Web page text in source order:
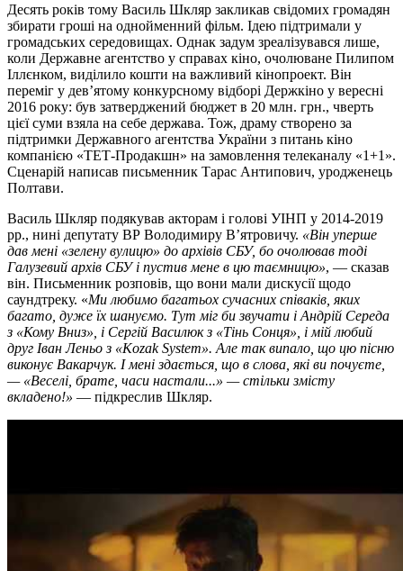
Десять років тому Василь Шкляр закликав свідомих громадян
збирати гроші на однойменний фільм. Ідею підтримали у
громадських середовищах. Однак задум зреалізувався лише,
коли Державне агентство у справах кіно, очолюване Пилипом
Іллєнком, виділило кошти на важливий кінопроект. Він
переміг у дев’ятому конкурсному відборі Держкіно у вересні
2016 року: був затверджений бюджет в 20 млн. грн., чверть
цієї суми взяла на себе держава. Тож, драму створено за
підтримки Державного агентства України з питань кіно
компанією «ТЕТ-Продакшн» на замовлення телеканалу «1+1».
Сценарій написав письменник Тарас Антипович, уродженець
Полтави.
Василь Шкляр подякував акторам і голові УІНП у 2014-2019
рр., нині депутату ВР Володимиру В’ятровичу. «Він уперше
дав мені «зелену вулицю» до архівів СБУ, бо очолював тоді
Галузевий архів СБУ і пустив мене в цю таємницю», — сказав
він. Письменник розповів, що вони мали дискусії щодо
саундтреку. «Ми любимо багатьох сучасних співаків, яких
багато, дуже їх шануємо. Тут міг би звучати і Андрій Середа
з «Кому Вниз», і Сергій Василюк з «Тінь Сонця», і мій любий
друг Іван Леньо з «Kozak System». Але так випало, що цю пісню
виконує Вакарчук. І мені здається, що в слова, які ви почуєте,
— «Веселі, брате, часи настали...» — стільки змісту
вкладено!» — підкреслив Шкляр.